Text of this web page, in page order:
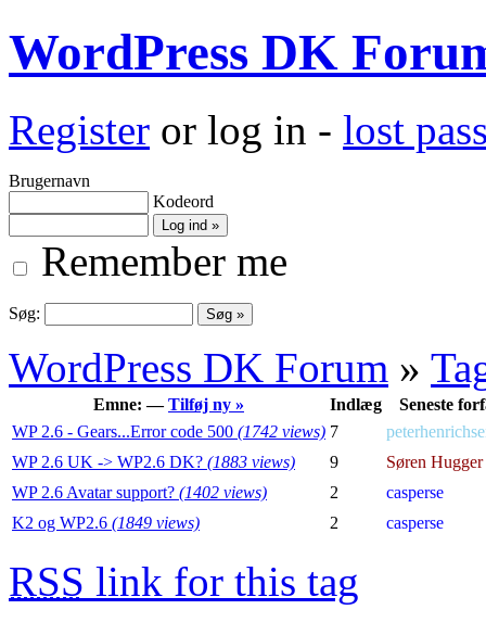
WordPress DK
Register or log in - lost
Brugernavn
Kodeord
Remember me
Søg:
WordPress DK Forum »
Emne: —Tilføj ny » Indlæg
Seneste
WP 2.6 - Gears...Error code 500 (1742 views) 7
WP 2.6 UK -> WP2.6 DK? (1883 views) 9
Søren
WP 2.6 Avatar support? (1402 views) 2
casperse
K2 og WP2.6 (1849 views) 2 casperse
RSS link for this tag